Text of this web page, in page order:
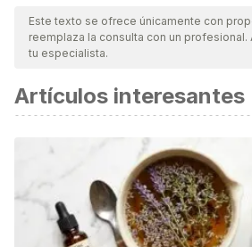
nuestro equipo, para asegurar su
vigencia y validez.La bibliografía de
científica.
Prokopidis, K., Cervo, M. M.,
(2020). Impact of Protein Intake in
Sarcopenia and Obesity: A Gut
Perspective.Nutrients,12(8), 2285.
https://doi.org/10.3390/nu12082285
Este texto se ofrece únicamente con
reemplaza la consulta con un profesional.
tu especialista.
Artículos interesantes